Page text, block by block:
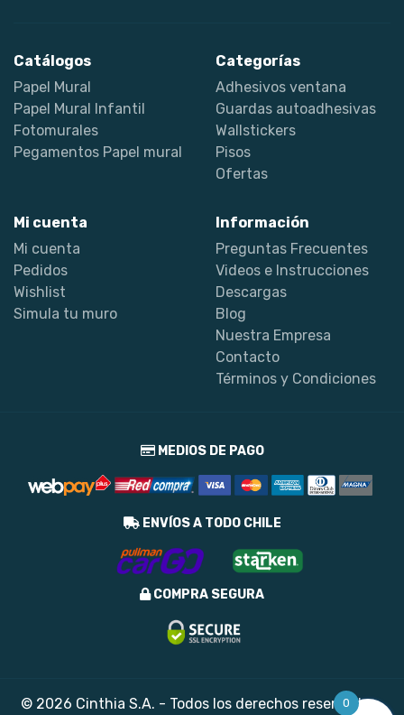
Catálogos
Papel Mural
Papel Mural Infantil
Fotomurales
Pegamentos Papel mural
Categorías
Adhesivos ventana
Guardas autoadhesivas
Wallstickers
Pisos
Ofertas
Mi cuenta
Mi cuenta
Pedidos
Wishlist
Simula tu muro
Información
Preguntas Frecuentes
Videos e Instrucciones
Descargas
Blog
Nuestra Empresa
Contacto
Términos y Condiciones
MEDIOS DE PAGO
ENVÍOS A TODO CHILE
COMPRA SEGURA
© 2026 Cinthia S.A. - Todos los derechos reservados
0